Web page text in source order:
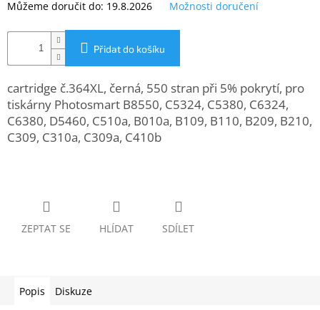
www.inpraise.cz
Gaming
a
tablety
Cyklo
a
zahrada
Počítače
Můžeme doručit do: 19.8.2026 Možnosti doručení
Přidat do košíku
cartridge č.364XL, černá, 550 stran při 5% pokrytí, pro
tiskárny Photosmart B8550, C5324, C5380, C6324,
C6380, D5460, C510a, B010a, B109, B110, B209, B210,
C309, C310a, C309a, C410b
ZEPTAT SE HLÍDAT SDÍLET
Popis Diskuze